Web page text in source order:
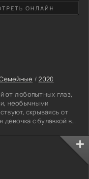
/2020
от любопытных глаз,
необычными
скрываясь от
с булавкой в
и стать
учится новому
не быть обузой для
и мальчики)
ОНЛАЙН